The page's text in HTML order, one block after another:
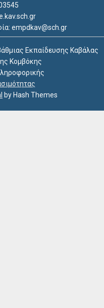
empdkav@sch.gr
Εκπαίδευσης Καβάλας
Κομβόκης
by Hash Themes